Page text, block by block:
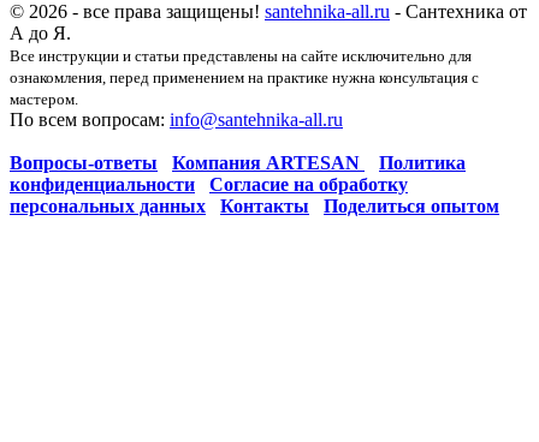
© 2026 - все права защищены! santehnika-all.ru - Сантехника от
А до Я.
Все инструкции и статьи представлены на сайте исключительно для
ознакомления, перед применением на практике нужна консультация с
мастером.
По всем вопросам: info@santehnika-all.ru
Вопросы-ответы Компания ARTESAN
Политика
конфиденциальности
Согласие на обработку
персональных данных
Контакты Поделиться опытом